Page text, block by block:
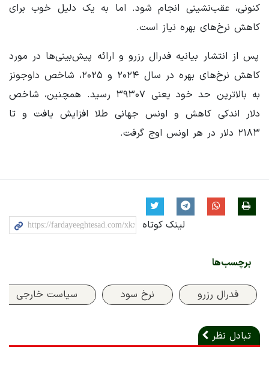
کنونی، عقب‌نشینی انجام شود. اما به یک دلیل خوب برای
کاهش نرخ‌های بهره نیاز است.
پس از انتشار بیانیه فدرال رزرو و ارائه پیش‌بینی‌ها در مورد
کاهش نرخ‌های بهره در سال ۲۰۲۴ و ۲۰۲۵، شاخص داوجونز
به بالاترین حد خود یعنی ۳۹۳۰۷ رسید. همچنین، شاخص
دلار اندکی کاهش و اونس جهانی طلا افزایش یافت و تا
۲۱۸۳ دلار در هر اونس اوج گرفت.
لینک کوتاه
برچسب‌ها
فدرال رزرو نرخ سود سیاست خارجی
تبادل نظر